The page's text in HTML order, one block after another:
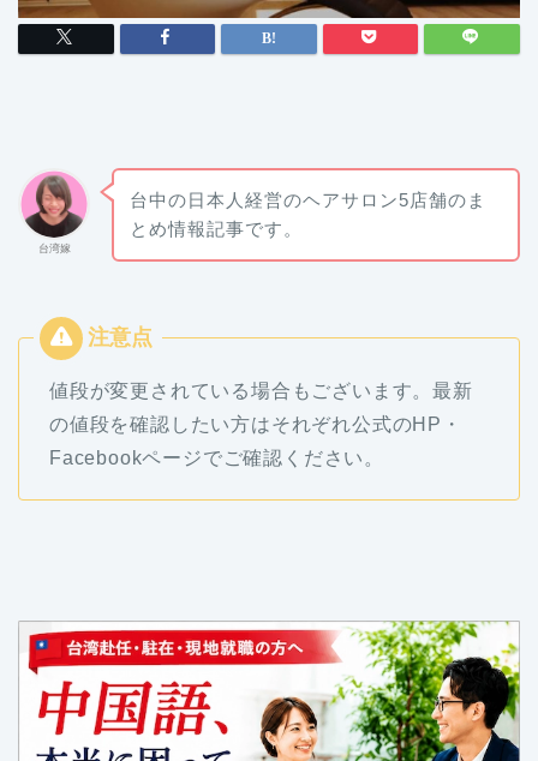
台湾嫁
台中の日本人経営のヘアサロン5店舗のま
とめ情報記事です。
値段が変更されている場合もございます。最新
の値段を確認したい方はそれぞれ公式のHP・
Facebookページでご確認ください。